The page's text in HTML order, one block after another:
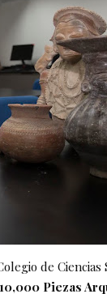
de Ciencias
Piezas